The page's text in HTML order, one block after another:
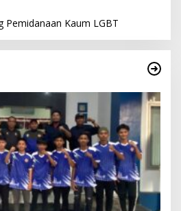
Pemidanaan Kaum LGBT